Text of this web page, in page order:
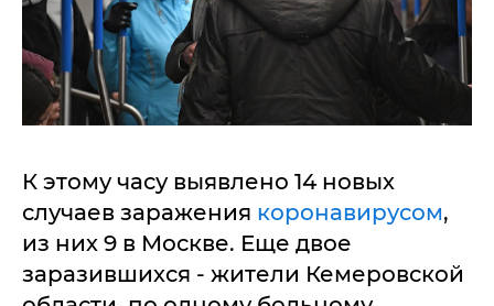
К этому часу выявлено 14 новых
случаев заражения коронавирусом,
из них 9 в Москве. Еще двое
заразившихся - жители Кемеровской